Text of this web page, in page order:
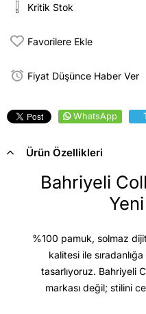
Kritik Stok
Favorilere Ekle
Fiyat Düşünce Haber Ver
WhatsApp
Ürün Özellikleri
Bahriyeli
%100 pamuk, solmaz
kalitesi ile
tasarlıyoruz. Bahriyeli
markası değil; stilini